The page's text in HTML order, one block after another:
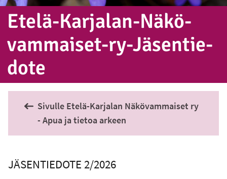
Etelä-Karjalan-Nä­kö­
vam­mai­set-ry-Jä­sen­tie­
do­te
Sivulle Etelä-Karjalan Näkövammaiset ry
- Apua ja tietoa arkeen
JÄSENTIEDOTE 2/2026